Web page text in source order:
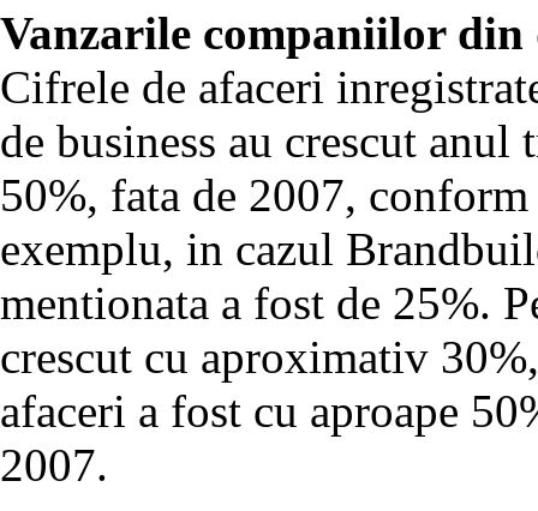
Vanzarile companiilor din
Cifrele de afaceri
de business au crescut
50%, fata de 2007,
exemplu, in cazul
mentionata a fost de 25%.
crescut cu aproximativ
afaceri a fost cu aproape
2007.